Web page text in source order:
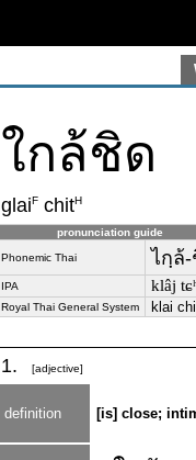
ใกล้ชิด
glaiF chitH
pronunciation guide
Phonemic Thai ไกฺล้
IPA klâj
Royal Thai General System klai
1. [adjective]
definition [is] close;